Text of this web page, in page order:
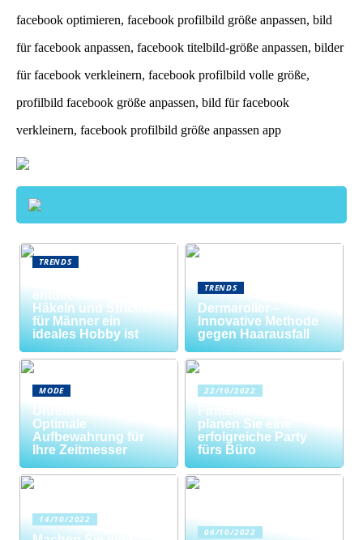
facebook optimieren, facebook profilbild größe anpassen, bild
für facebook anpassen, facebook titelbild-größe anpassen, bilder
für facebook verkleinern, facebook profilbild volle größe,
profilbild facebook größe anpassen, bild für facebook
verkleinern, facebook profilbild größe anpassen app
TRENDS
entdecken: Warum
Häkeln und Stricken
für Männer ein
ideales Hobby ist
TRENDS
Dermaroller –
Innovative Methode
gegen Haarausfall
MODE
Uhrenrolle: Die
Optimale
Aufbewahrung für
Ihre Zeitmesser
22/10/2022
Firmenfeier? So
planen Sie eine
erfolgreiche Party
fürs Büro
14/10/2022
06/10/2022